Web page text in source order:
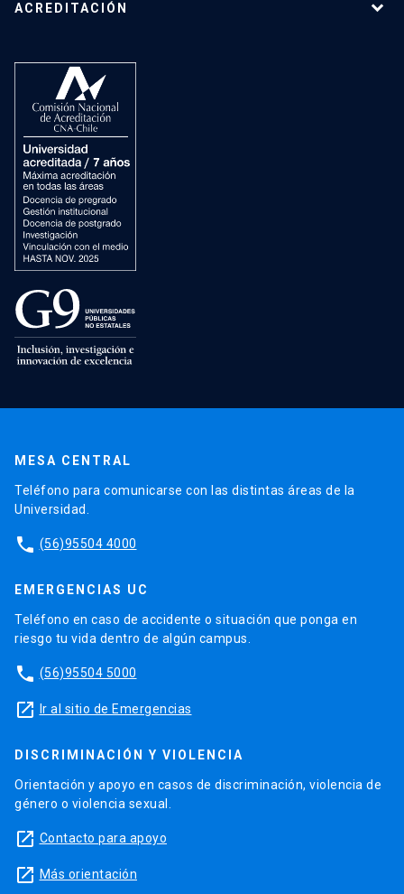
ACREDITACIÓN
MESA CENTRAL
Teléfono para comunicarse con las distintas áreas de la
Universidad.
phone (56)95504 4000
EMERGENCIAS UC
Teléfono en caso de accidente o situación que ponga en
riesgo tu vida dentro de algún campus.
phone (56)95504 5000
launch Ir al sitio de Emergencias
DISCRIMINACIÓN Y VIOLENCIA
Orientación y apoyo en casos de discriminación, violencia de
género o violencia sexual.
launch Contacto para apoyo
launch Más orientación